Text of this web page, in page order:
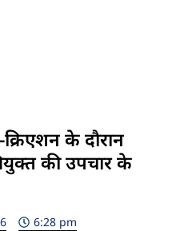
के दौरान
की उपचार के
6:28 pm